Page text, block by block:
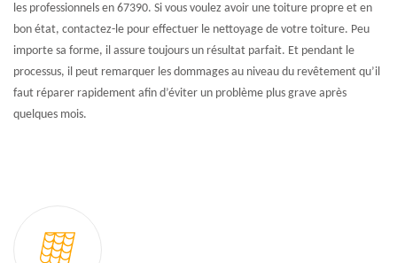
les professionnels en 67390. Si vous voulez avoir une toiture propre et en
bon état, contactez-le pour effectuer le nettoyage de votre toiture. Peu
importe sa forme, il assure toujours un résultat parfait. Et pendant le
processus, il peut remarquer les dommages au niveau du revêtement qu’il
faut réparer rapidement afin d’éviter un problème plus grave après
quelques mois.